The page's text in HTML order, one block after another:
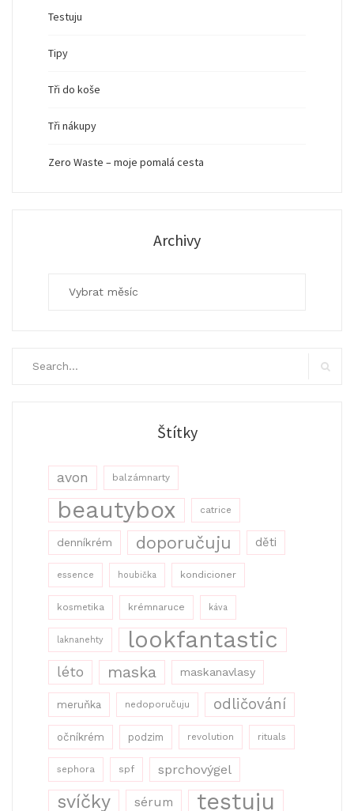
Testuju
Tipy
Tři do koše
Tři nákupy
Zero Waste – moje pomalá cesta
Archivy
Štítky
avon balzámnarty
beautybox catrice
denníkrém doporučuju děti
essence houbička kondicioner
kosmetika krémnaruce káva
laknanehty lookfantastic
léto maska maskanavlasy
meruňka nedoporučuju odličování
očníkrém podzim revolution rituals
sephora spf sprchovýgel
svíčky sérum testuju